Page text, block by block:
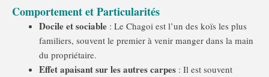
Comportement et Particularités
Docile et sociable : Le Chagoi est l’un des koïs les plus
familiers, souvent le premier à venir manger dans la main
du propriétaire.
Effet apaisant sur les autres carpes : Il est souvent